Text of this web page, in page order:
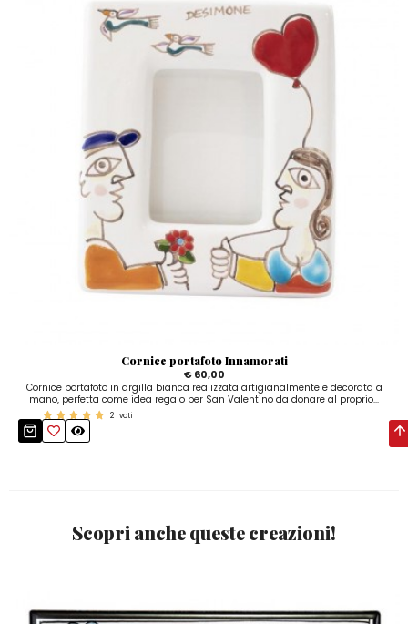
Cornice portafoto Innamorati
€ 60,00
Cornice portafoto in argilla bianca realizzata artigianalmente e decorata a
mano, perfetta come idea regalo per San Valentino da donare al proprio...
2 voti
Scopri anche queste creazioni!